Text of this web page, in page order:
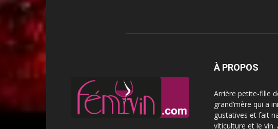
À PROPOS
Arrière petite-fille
grand’mère qui a
gustatives et fait
viticulture et le